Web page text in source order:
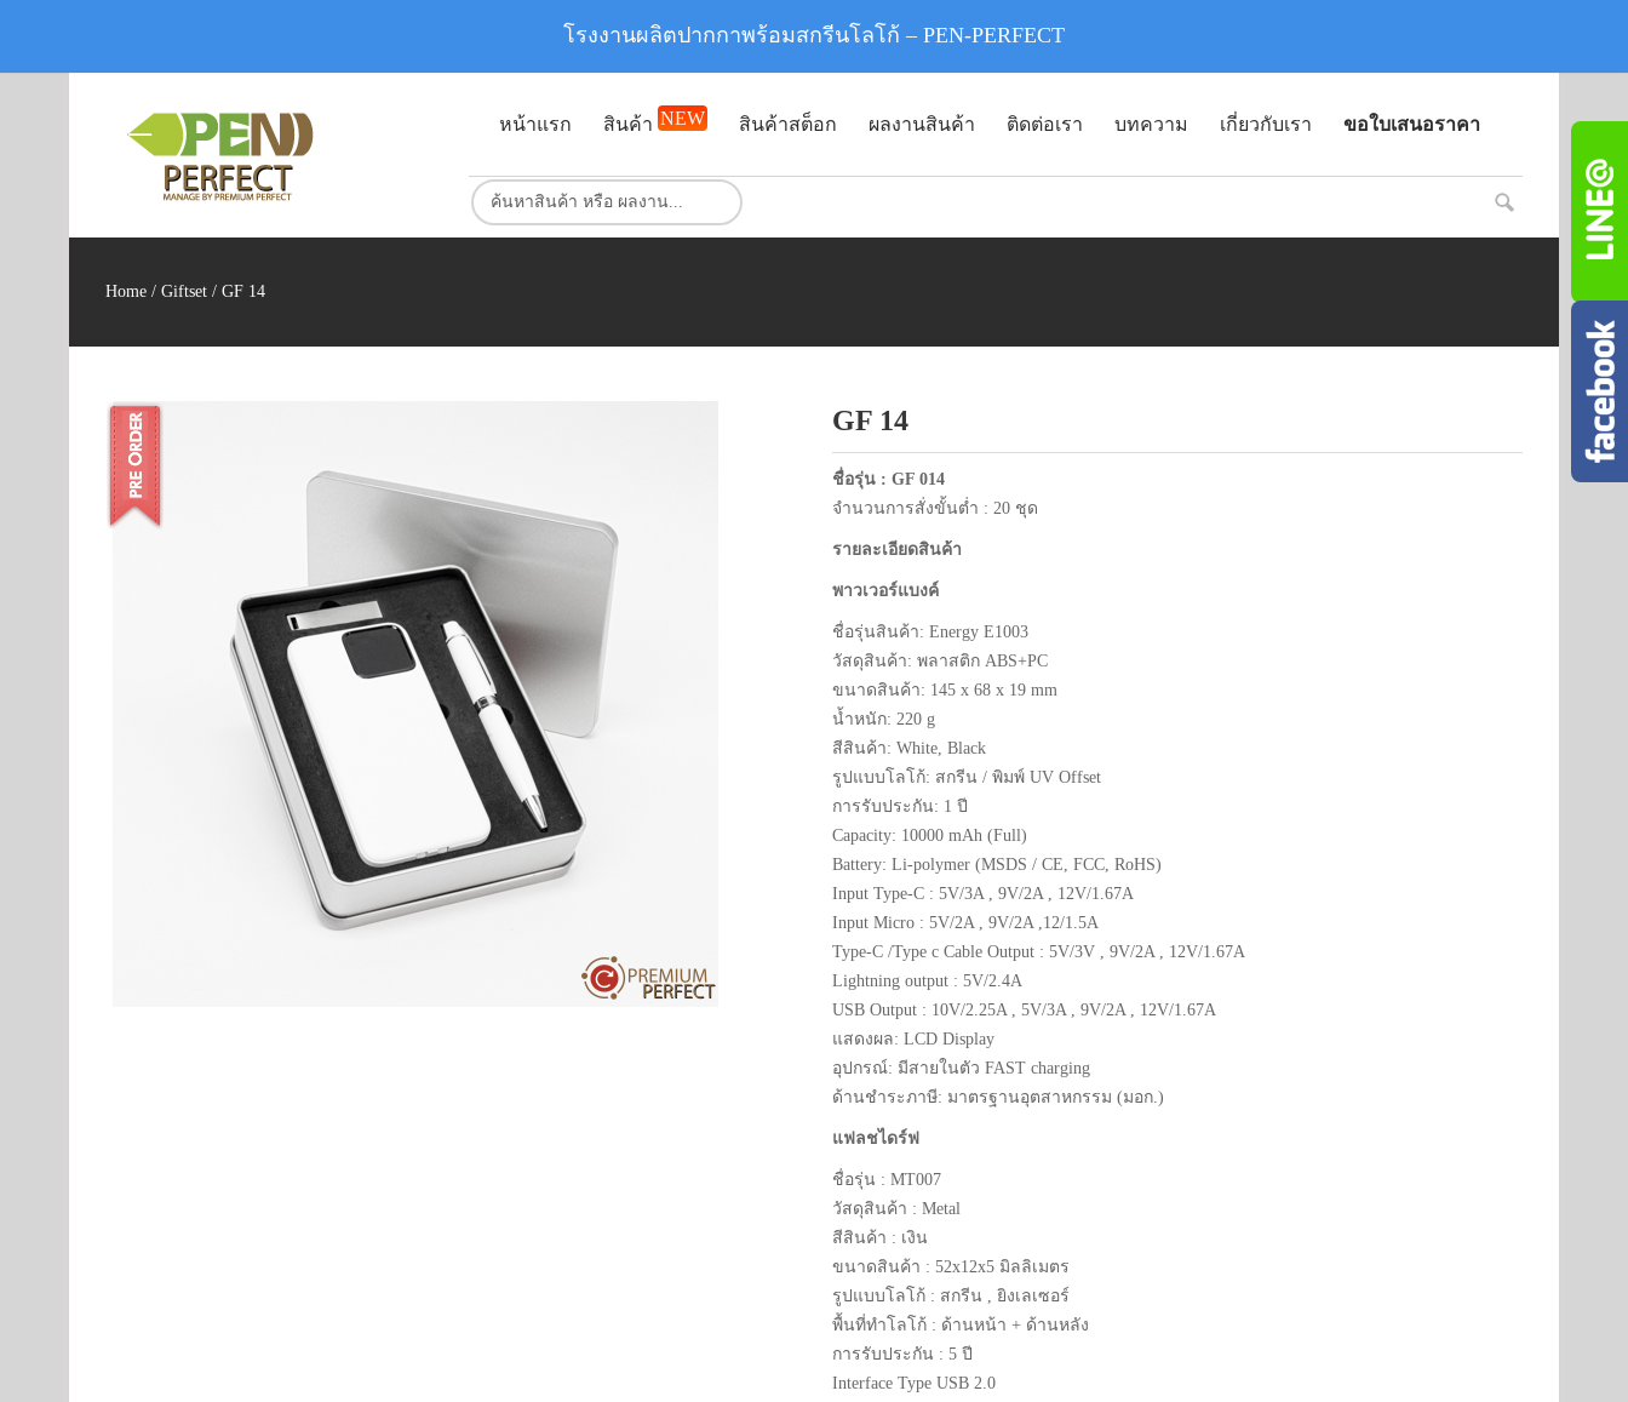
หน้าแรก สินค้า NEW สินค้าสต็อก ผลงานสินค้า ติดต่อเรา บทความ เกี่ยวกับเรา ขอใบเสนอราคา
Home / Giftset / GF 14
GF 14
ชื่อรุ่น : GF 014
จำนวนการสั่งขั้นต่ำ : 20 ชุด
รายละเอียดสินค้า
พาวเวอร์แบงค์
ชื่อรุ่นสินค้า: Energy E1003
วัสดุสินค้า: พลาสติก ABS+PC
ขนาดสินค้า: 145 x 68 x 19 mm
น้ำหนัก: 220 g
สีสินค้า: White, Black
รูปแบบโลโก้: สกรีน / พิมพ์ UV Offset
การรับประกัน: 1 ปี
Capacity: 10000 mAh (Full)
Battery: Li-polymer (MSDS / CE, FCC, RoHS)
Input Type-C : 5V/3A , 9V/2A , 12V/1.67A
Input Micro : 5V/2A , 9V/2A ,12/1.5A
Type-C /Type c Cable Output : 5V/3V , 9V/2A , 12V/1.67A
Lightning output : 5V/2.4A
USB Output : 10V/2.25A , 5V/3A , 9V/2A , 12V/1.67A
แสดงผล: LCD Display
อุปกรณ์: มีสายในตัว FAST charging
ด้านชำระภาษี: มาตรฐานอุตสาหกรรม (มอก.)
แฟลชไดร์ฟ
ชื่อรุ่น : MT007
วัสดุสินค้า : Metal
สีสินค้า : เงิน
ขนาดสินค้า : 52x12x5 มิลลิเมตร
รูปแบบโลโก้ : สกรีน , ยิงเลเซอร์
พื้นที่ทำโลโก้ : ด้านหน้า + ด้านหลัง
การรับประกัน : 5 ปี
Interface Type USB 2.0
โรงงานผลิตปากกาพร้อมสกรีนโลโก้ – PEN-PERFECT